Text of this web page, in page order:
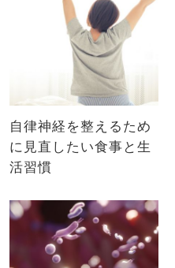
自律神経を整えるため
に見直したい食事と生
活習慣